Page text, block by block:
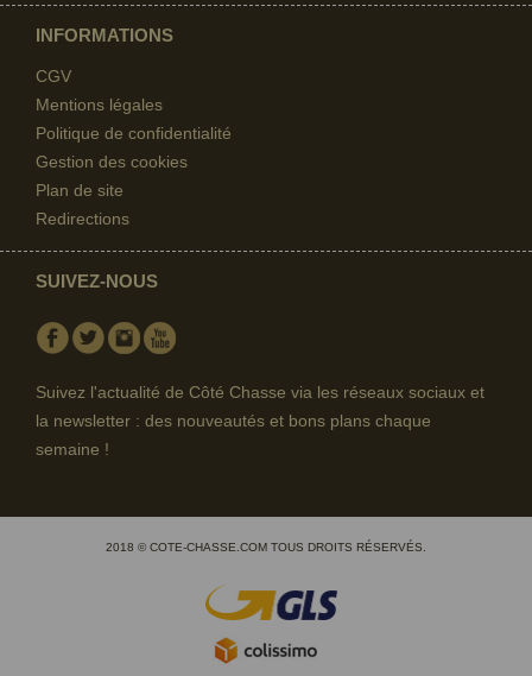
INFORMATIONS
CGV
Mentions légales
Politique de confidentialité
Gestion des cookies
Plan de site
Redirections
SUIVEZ-NOUS
Facebook
TwitterInstagram
Suivez l'actualité de Côté Chasse via les réseaux sociaux et
la newsletter : des nouveautés et bons plans chaque
semaine !
2018 © COTE-CHASSE.COM TOUS DROITS RÉSERVÉS.